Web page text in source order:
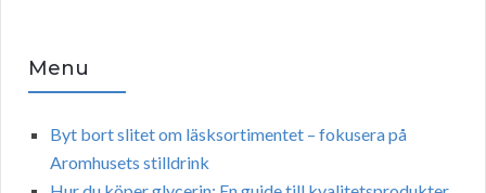
Menu
Byt bort slitet om läsksortimentet – fokusera på
Aromhusets stilldrink